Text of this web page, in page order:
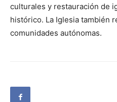
culturales y restauración de
histórico. La Iglesia también
comunidades autónomas.